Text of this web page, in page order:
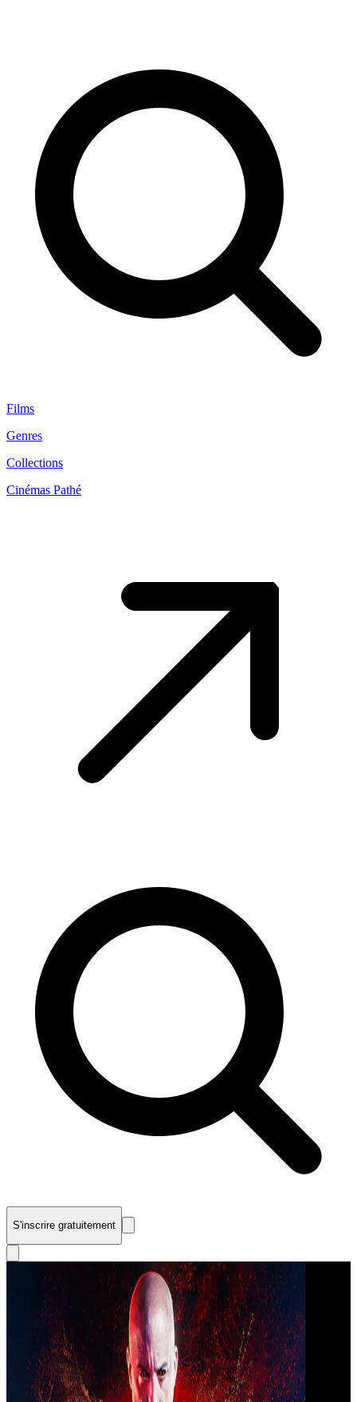
Films
Genres
Collections
Cinémas Pathé
S'inscrire gratuitement